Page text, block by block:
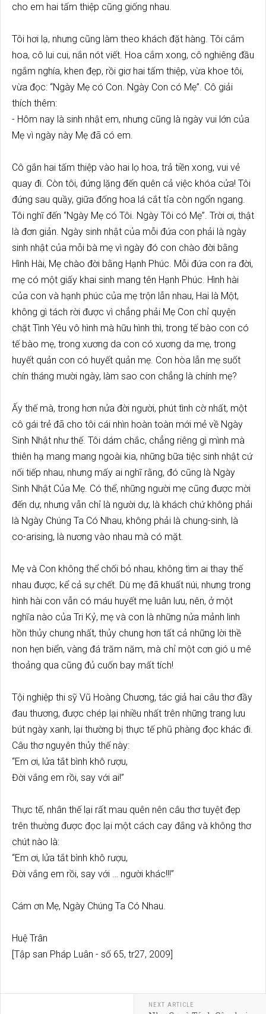
cho em hai tấm thiệp cũng giống nhau.
Tôi hơi lạ, nhưng cũng làm theo khách đặt hàng. Tôi cắm
hoa, cô lui cui, nắn nót viết. Hoa cắm xong, cô nghiêng đầu
ngắm nghía, khen đẹp, rồi giơ hai tấm thiệp, vừa khoe tôi,
vừa đọc: “Ngày Mẹ có Con. Ngày Con có Mẹ”. Cô giải
thích thêm:
- Hôm nay là sinh nhật em, nhưng cũng là ngày vui lớn của
Mẹ vì ngày này Mẹ đã có em.
Cô gắn hai tấm thiệp vào hai lọ hoa, trả tiền xong, vui vẻ
quay đi. Còn tôi, đứng lặng đến quên cả việc khóa cửa! Tôi
đứng sau quầy, giữa đống hoa lá cắt tỉa còn ngổn ngang.
Tôi nghĩ đến “Ngày Mẹ có Tôi. Ngày Tôi có Mẹ”. Trời ơi, thật
là đơn giản. Ngày sinh nhật của mỗi đứa con phải là ngày
sinh nhật của mỗi bà mẹ vì ngày đó con chào đời bằng
Hình Hài, Mẹ chào đời bằng Hạnh Phúc. Mỗi đứa con ra đời,
mẹ có một giấy khai sinh mang tên Hạnh Phúc. Hình hài
của con và hạnh phúc của mẹ trộn lẫn nhau, Hai là Một,
không gì tách rời được vì chẳng phải Mẹ Con chỉ quyện
chặt Tình Yêu vô hình mà hữu hình thì, trong tế bào con có
tế bào mẹ, trong xương da con có xương da mẹ, trong
huyết quản con có huyết quản mẹ. Con hòa lẫn mẹ suốt
chín tháng mười ngày, làm sao con chẳng là chính mẹ?
Ấy thế mà, trong hơn nửa đời người, phút tình cờ nhất, một
cô gái trẻ đã cho tôi cái nhìn hoàn toàn mới mẻ về Ngày
Sinh Nhật như thế. Tôi dám chắc, chẳng riêng gì mình mà
thiên hạ mang mang ngoài kia, những bữa tiệc sinh nhật cứ
nối tiếp nhau, nhưng mấy ai nghĩ rằng, đó cũng là Ngày
Sinh Nhật Của Mẹ. Có thể, những người mẹ cũng được mời
đến dự, nhưng vẫn chỉ là người dự, là khách chứ không phải
là Ngày Chúng Ta Có Nhau, không phải là chung-sinh, là
co-arising, là nương vào nhau mà có mặt.
Mẹ và Con không thể chối bỏ nhau, không tìm ai thay thế
nhau được, kể cả sự chết. Dù mẹ đã khuất núi, nhưng trong
hình hài con vẫn có máu huyết mẹ luân lưu, nên, ở một
nghĩa nào của Tri Kỷ, mẹ và con là những nửa mảnh linh
hồn thủy chung nhất, thủy chung hơn tất cả những lời thề
non hẹn biển, vàng đá trăm năm, mà chỉ một cơn gió u mê
thoảng qua cũng đủ cuốn bay mất tích!
Tội nghiệp thi sỹ Vũ Hoàng Chương, tác giả hai câu thơ đầy
đau thương, được chép lại nhiều nhất trên những trang lưu
bút ngày xanh, lại thường bị thực tế phũ phàng đọc khác đi.
Câu thơ nguyên thủy thế này:
“Em ơi, lửa tắt bình khô rượu,
Đời vắng em rồi, say với ai!”
Thực tế, nhân thế lại rất mau quên nên câu thơ tuyệt đẹp
trên thường được đọc lại một cách cay đắng và không thơ
chút nào là:
“Em ơi, lửa tắt bình khô rượu,
Đời vắng em rồi, say với … người khác!!!”
Cám ơn Mẹ, Ngày Chúng Ta Có Nhau.
Huệ Trân
[Tập san Pháp Luân - số 65, tr27, 2009]
NEXT ARTICLE